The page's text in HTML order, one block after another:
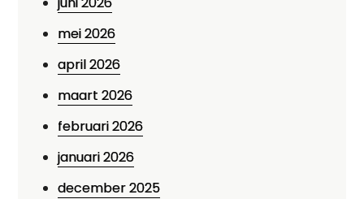
mei 2026
april 2026
maart 2026
februari 2026
januari 2026
december 2025